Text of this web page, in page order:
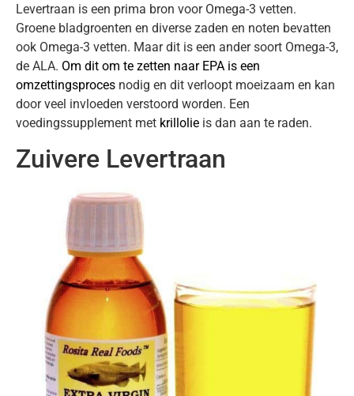
Levertraan is een prima bron voor Omega-3 vetten.
Groene bladgroenten en diverse zaden en noten bevatten
ook Omega-3 vetten. Maar dit is een ander soort Omega-3,
de ALA. Om dit om te zetten naar EPA is een
omzettingsproces nodig en dit verloopt moeizaam en kan
door veel invloeden verstoord worden. Een
voedingssupplement met krillolie is dan aan te raden.
Zuivere Levertraan